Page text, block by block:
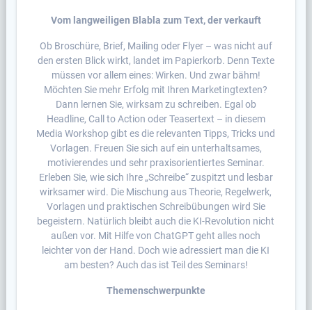
Vom langweiligen Blabla zum Text, der verkauft
Ob Broschüre, Brief, Mailing oder Flyer – was nicht auf
den ersten Blick wirkt, landet im Papierkorb. Denn Texte
müssen vor allem eines: Wirken. Und zwar bähm!
Möchten Sie mehr Erfolg mit Ihren Marketingtexten?
Dann lernen Sie, wirksam zu schreiben. Egal ob
Headline, Call to Action oder Teasertext – in diesem
Media Workshop gibt es die relevanten Tipps, Tricks und
Vorlagen. Freuen Sie sich auf ein unterhaltsames,
motivierendes und sehr praxisorientiertes Seminar.
Erleben Sie, wie sich Ihre „Schreibe“ zuspitzt und lesbar
wirksamer wird. Die Mischung aus Theorie, Regelwerk,
Vorlagen und praktischen Schreibübungen wird Sie
begeistern. Natürlich bleibt auch die KI-Revolution nicht
außen vor. Mit Hilfe von ChatGPT geht alles noch
leichter von der Hand. Doch wie adressiert man die KI
am besten? Auch das ist Teil des Seminars!
Themenschwerpunkte